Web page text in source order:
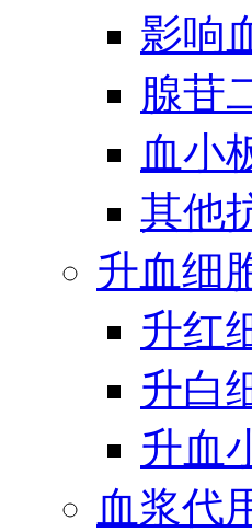
影响
腺苷
血小
其他
升血细
升红
升白
升血
血浆代